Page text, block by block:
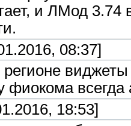
и ЛМод 3.74
08:37]
фиокома всегда
18:53]